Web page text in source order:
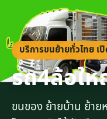
บริการขนย้ายทั่วไทย เ
รถ4ล้อใ
ขนของ ย้ายบ้าน ย้า